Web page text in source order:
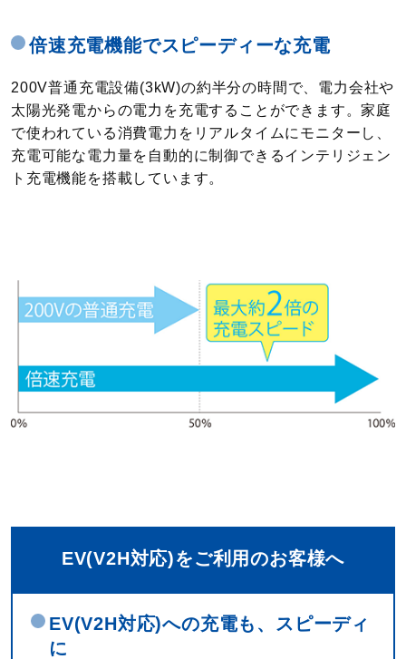
倍速充電機能でスピーディーな充電
200V普通充電設備(3kW)の約半分の時間で、電力会社や
太陽光発電からの電力を充電することができます。家庭
で使われている消費電力をリアルタイムにモニターし、
充電可能な電力量を自動的に制御できるインテリジェン
ト充電機能を搭載しています。
EV(V2H対応)をご利用のお客様へ
EV(V2H対応)への充電も、スピーディ
に